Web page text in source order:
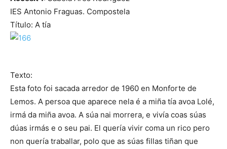
IES Antonio Fraguas. Compostela
Título: A tía
Texto:
Esta foto foi sacada arredor de 1960 en Monforte de
Lemos. A persoa que aparece nela é a miña tía avoa Lolé,
irmá da miña avoa. A súa nai morrera, e vivía coas súas
dúas irmás e o seu pai. El quería vivir coma un rico pero
non quería traballar, polo que as súas fillas tiñan que